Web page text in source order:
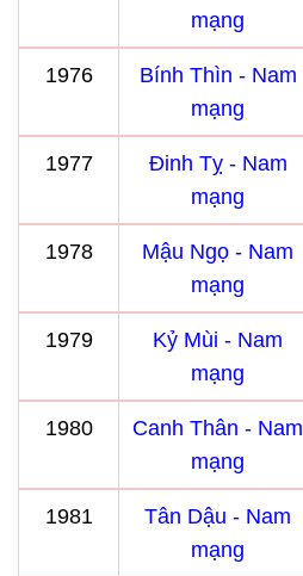
mạng
1976
Bính Thìn - Nam
mạng
1977
Đinh Tỵ - Nam
mạng
1978
Mậu Ngọ - Nam
mạng
1979
Kỷ Mùi - Nam
mạng
1980
Canh Thân - Nam
mạng
1981
Tân Dậu - Nam
mạng